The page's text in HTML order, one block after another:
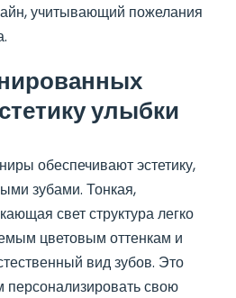
учитывающий пожелания
улыбки
обеспечивают эстетику,
зубами. Тонкая,
свет структура легко
цветовым оттенкам и
вид зубов. Это
персонализировать свою